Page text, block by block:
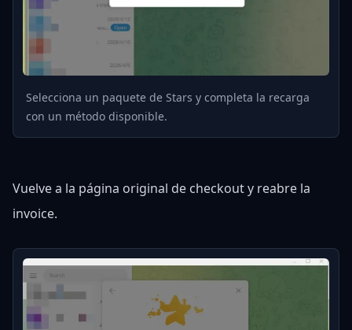
Selecciona un paquete de Stars y completa la recarga
con un método disponible.
Vuelve a la página original de checkout y reabre la
invoice.